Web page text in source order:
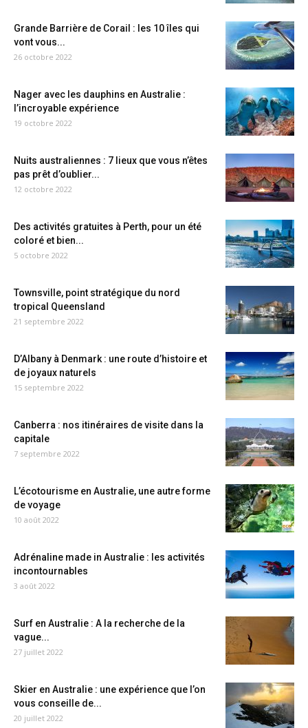
Grande Barrière de Corail : les 10 îles qui
vont vous...
26 octobre 2022
Nager avec les dauphins en Australie :
l’incroyable expérience
19 octobre 2022
Nuits australiennes : 7 lieux que vous n’êtes
pas prêt d’oublier...
12 octobre 2022
Des activités gratuites à Perth, pour un été
coloré et bien...
5 octobre 2022
Townsville, point stratégique du nord
tropical Queensland
21 septembre 2022
D’Albany à Denmark : une route d’histoire et
de joyaux naturels
15 septembre 2022
Canberra : nos itinéraires de visite dans la
capitale
7 septembre 2022
L’écotourisme en Australie, une autre forme
de voyage
10 août 2022
Adrénaline made in Australie : les activités
incontournables
3 août 2022
Surf en Australie : A la recherche de la
vague...
27 juillet 2022
Skier en Australie : une expérience que l’on
vous conseille de...
20 juillet 2022